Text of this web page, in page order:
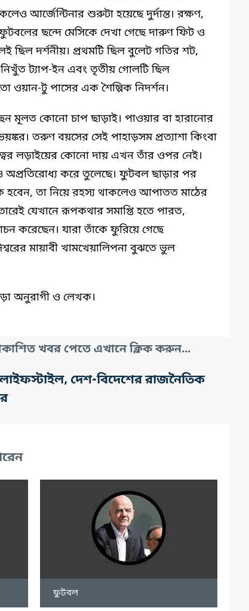
আর্জেন্টিনার শুরুটা হয়েছে দুর্দান্ত। রক্ষণ,
ছন্দে মেসিকে দেখা গেছে দারুণ ফিট ও
ছিল দর্শনীয়। প্রথমটি ছিল বুলেট গতির শট,
নিখুঁত ট্যাপ-ইন এবং তৃতীয় গোলটি ছিল
ওয়ান-টু পাসের এক শৈল্পিক নিদর্শন।
মূলত কোনো চাপ ছাড়াই। পাওয়ার বা হারানোর
তরুণ বয়সের সেই পাহাড়সম প্রত্যাশা কিংবা
লড়াইয়ের কোনো দায় এখন তাঁর ওপর নেই।
অপ্রতিরোধ্য করে তুলেছে। ফুটবল ছাড়ার পর
হবেন, তা নিয়ে রহস্য থাকলেও আপাতত মাঠের
যেখানে রূপকথার সমাপ্তি হতে পারত,
করেছেন। যারা তাঁকে ফুরিয়ে গেছে
মায়াবী খামখেয়ালিপনা বুঝতে ভুল
অনুরাগী ও লেখক।
খবর পেতে এখানে ক্লিক করুন...
দেশ-বিদেশের রাজনৈতিক
ফুটবল